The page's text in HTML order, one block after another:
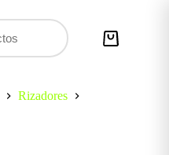
Carro
Rizadores